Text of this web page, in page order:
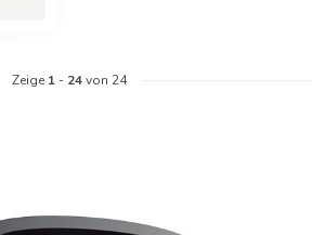
Zeige 1 - 24von 24